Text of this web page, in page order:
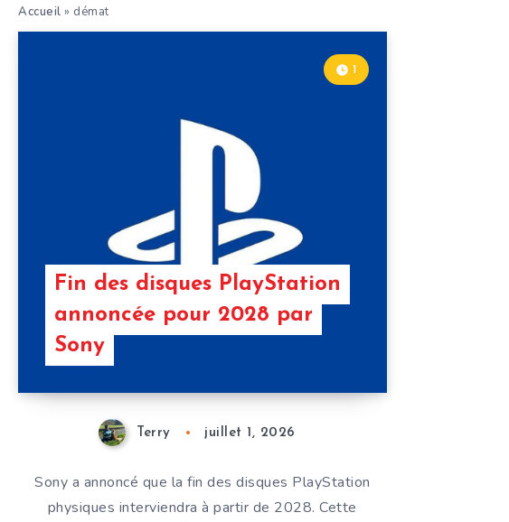
Accueil » démat
Fin des disques PlayStation
annoncée pour 2028 par
Sony
1
Terry juillet 1, 2026
Sony a annoncé que la fin des disques PlayStation
physiques interviendra à partir de 2028. Cette